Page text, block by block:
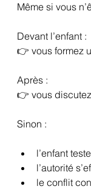
Même si vous
Devant l’enfant :
👉 vous formez
Après :
👉 vous
Sinon :
l’enfant
l’autorité
le conflit